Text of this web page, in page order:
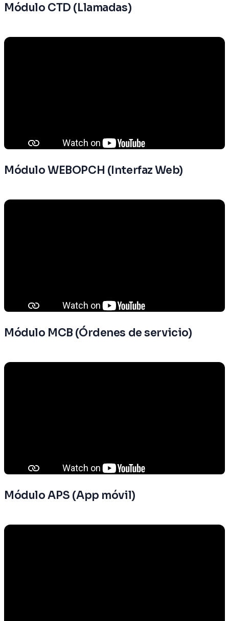
Módulo CTD (Llamadas)
Módulo WEBOPCH (Interfaz Web)
Módulo MCB (Órdenes de servicio)
Módulo APS (App móvil)